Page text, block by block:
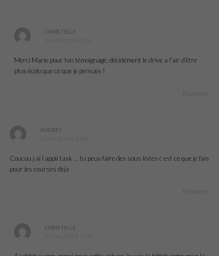
CHRISTELLE
21 MAI 2019 À 21:11
Merci Marie pour ton témoignage, décidément le drive a l’air d’être
plus écolo que ce que je pensais !
Répondre
AUDREY
22 MAI 2019 À 10:03
Coucou j ai l appli task … tu peux faire des sous listes c est ce que je fais
pour les courses deja
Répondre
CHRISTELLE
22 MAI 2019 À 19:38